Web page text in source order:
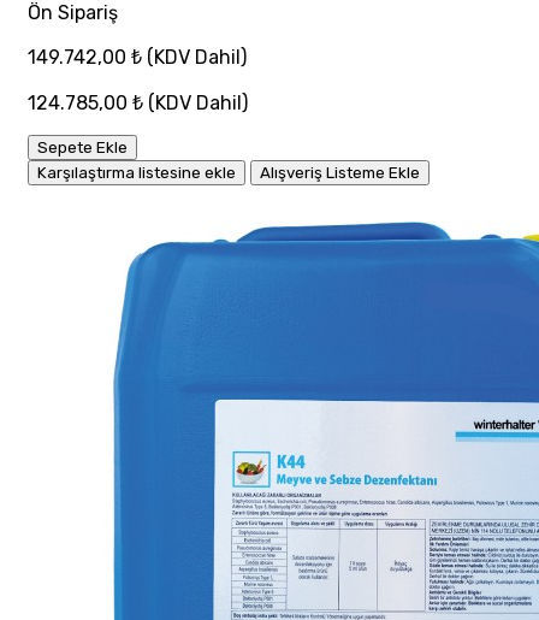
Ön Sipariş
149.742,00 ₺ (KDV Dahil)
124.785,00 ₺ (KDV Dahil)
Sepete Ekle
Karşılaştırma listesine ekle
Alışveriş Listeme Ekle